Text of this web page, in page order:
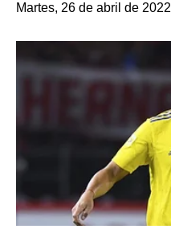
Martes, 26 de abril de